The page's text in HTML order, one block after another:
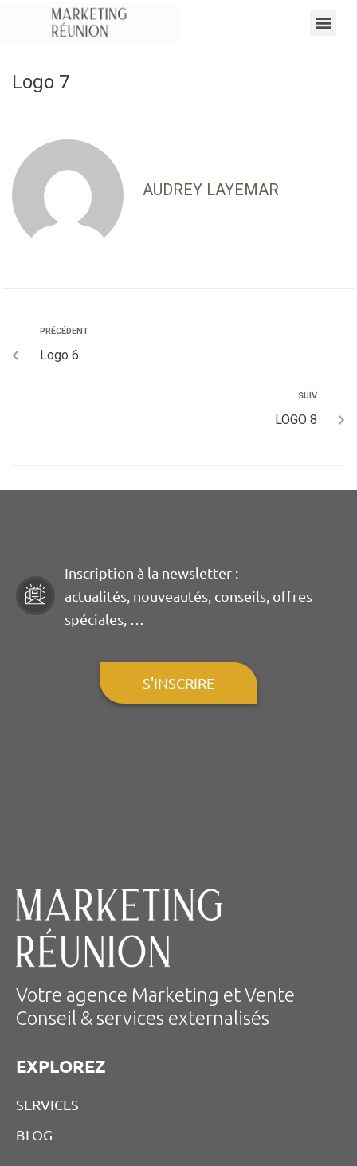
Logo 7
AUDREY LAYEMAR
PRÉCÉDENT
Logo 6
SUIV
LOGO 8
Inscription à la newsletter :
actualités, nouveautés, conseils, offres
spéciales, …
S'INSCRIRE
Votre agence Marketing et Vente
Conseil & services externalisés
EXPLOREZ
SERVICES
BLOG